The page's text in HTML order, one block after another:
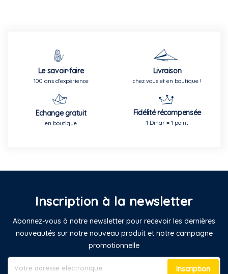
Le savoir-faire
100 ans d'expérience
Livraison
chez vous et en boutique !
Echange gratuit
en boutique
Fidélité récompensée
1 Dinar = 1 point
Inscription à la newsletter
Abonnez-vous à notre newsletter pour recevoir les dernières
nouveautés sur notre nouveau produit et notre campagne
promotionnelle
Inscription